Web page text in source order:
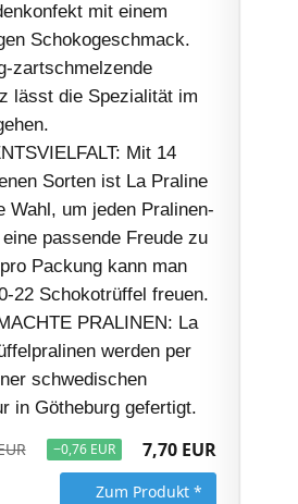
mit einem
Schokogeschmack.
zartschmelzende
lässt die Spezialität im
Mit 14
Sorten ist La Praline
Wahl, um jeden Pralinen-
passende Freude zu
Packung kann man
22 Schokotrüffel freuen.
PRALINEN: La
werden per
schwedischen
in Götheburg gefertigt.
−0,76 EUR 7,70 EUR
Zum Produkt *